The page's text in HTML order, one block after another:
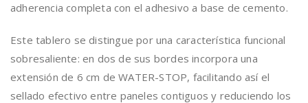
adherencia completa con el adhesivo a base de cemento.
Este tablero se distingue por una característica funcional
sobresaliente: en dos de sus bordes incorpora una
extensión de 6 cm de WATER-STOP, facilitando así el
sellado efectivo entre paneles contiguos y reduciendo los